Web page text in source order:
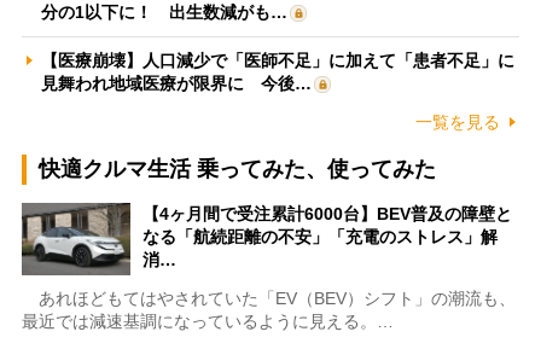
分の1以下に！ 出生数減がも…
【医療崩壊】人口減少で「医師不足」に加えて「患者不足」に
見舞われ地域医療が限界に 今後…
一覧を見る
快適クルマ生活 乗ってみた、使ってみた
【4ヶ月間で受注累計6000台】BEV普及の障壁と
なる「航続距離の不安」「充電のストレス」解
消…
あれほどもてはやされていた「EV（BEV）シフト」の潮流も、
最近では減速基調になっているように見える。…